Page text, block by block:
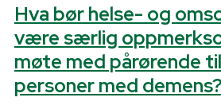
Hva bør helse- og
være særlig
møte med pårørende
personer med demens?